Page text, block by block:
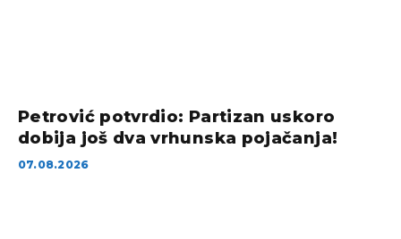
Petrović potvrdio: Partizan uskoro
dobija još dva vrhunska pojačanja!
07.08.2026